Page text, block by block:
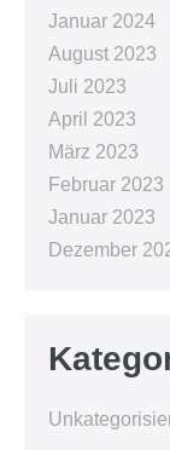
Januar 2024
August 2023
Juli 2023
April 2023
März 2023
Februar 2023
Januar 2023
Dezember